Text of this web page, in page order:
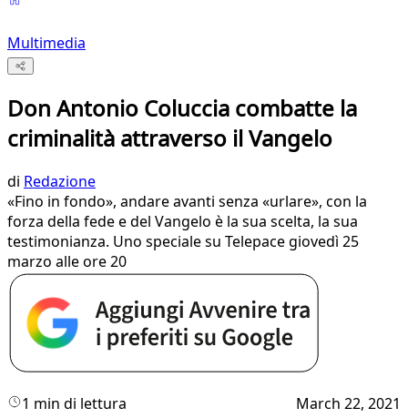
Multimedia
Don Antonio Coluccia combatte la
criminalità attraverso il Vangelo
di Redazione
«Fino in fondo», andare avanti senza «urlare», con la
forza della fede e del Vangelo è la sua scelta, la sua
testimonianza. Uno speciale su Telepace giovedì 25
marzo alle ore 20
1 min di lettura March 22, 2021